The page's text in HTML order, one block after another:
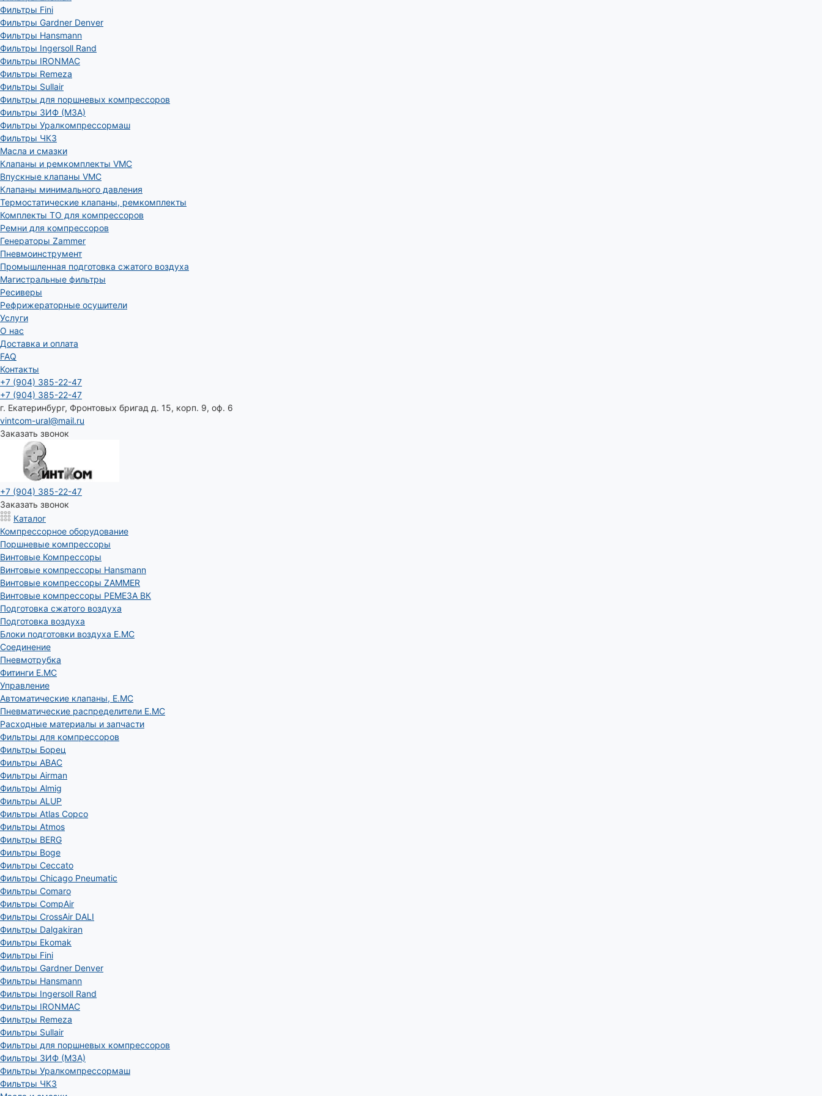
Фильтры Fini
Фильтры Gardner Denver
Фильтры Hansmann
Фильтры Ingersoll Rand
Фильтры IRONMAC
Фильтры Remeza
Фильтры Sullair
Фильтры для поршневых компрессоров
Фильтры ЗИФ (МЗА)
Фильтры Уралкомпрессормаш
Фильтры ЧКЗ
Масла и смазки
Клапаны и ремкомплекты VMC
Впускные клапаны VMC
Клапаны минимального давления
Термостатические клапаны, ремкомплекты
Комплекты ТО для компрессоров
Ремни для компрессоров
Генераторы Zammer
Пневмоинструмент
Промышленная подготовка сжатого воздуха
Магистральные фильтры
Ресиверы
Рефрижераторные осушители
Услуги
О нас
Доставка и оплата
FAQ
Контакты
+7 (904) 385-22-47
+7 (904) 385-22-47
г. Екатеринбург, Фронтовых бригад д. 15, корп. 9, оф. 6
vintcom-ural@mail.ru
Заказать звонок
+7 (904) 385-22-47
Заказать звонок
Каталог
Компрессорное оборудование
Поршневые компрессоры
Винтовые Компрессоры
Винтовые компрессоры Hansmann
Винтовые компрессоры ZAMMER
Винтовые компрессоры РЕМЕЗА ВК
Подготовка сжатого воздуха
Подготовка воздуха
Блоки подготовки воздуха E.MC
Соединение
Пневмотрубка
Фитинги E.MC
Управление
Автоматические клапаны, Е.МС
Пневматические распределители E.MC
Расходные материалы и запчасти
Фильтры для компрессоров
Фильтры Борец
Фильтры ABAC
Фильтры Airman
Фильтры Almig
Фильтры ALUP
Фильтры Atlas Copco
Фильтры Atmos
Фильтры BERG
Фильтры Boge
Фильтры Ceccato
Фильтры Chicago Pneumatic
Фильтры Comaro
Фильтры CompAir
Фильтры CrossAir DALI
Фильтры Dalgakiran
Фильтры Ekomak
Фильтры Fini
Фильтры Gardner Denver
Фильтры Hansmann
Фильтры Ingersoll Rand
Фильтры IRONMAC
Фильтры Remeza
Фильтры Sullair
Фильтры для поршневых компрессоров
Фильтры ЗИФ (МЗА)
Фильтры Уралкомпрессормаш
Фильтры ЧКЗ